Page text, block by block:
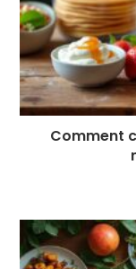
Comment